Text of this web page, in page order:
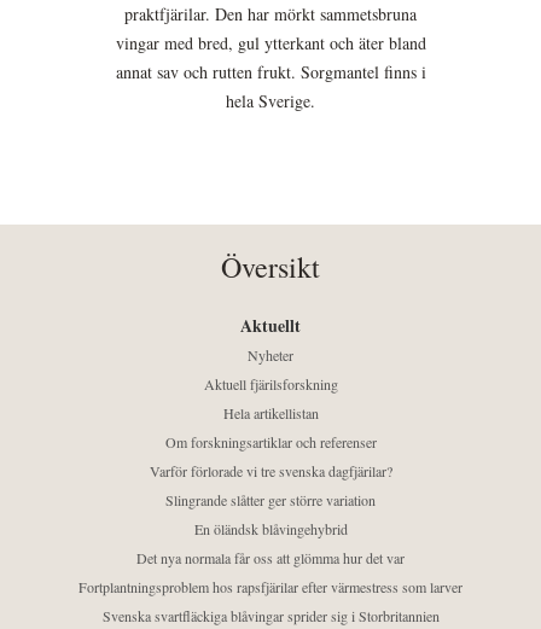
praktfjärilar. Den har mörkt sammetsbruna
vingar med bred, gul ytterkant och äter bland
annat sav och rutten frukt. Sorgmantel finns i
hela Sverige.
Översikt
Aktuellt
Nyheter
Aktuell fjärilsforskning
Hela artikellistan
Om forskningsartiklar och referenser
Varför förlorade vi tre svenska dagfjärilar?
Slingrande slåtter ger större variation
En öländsk blåvingehybrid
Det nya normala får oss att glömma hur det var
Fortplantningsproblem hos rapsfjärilar efter värmestress som larver
Svenska svartfläckiga blåvingar sprider sig i Storbritannien